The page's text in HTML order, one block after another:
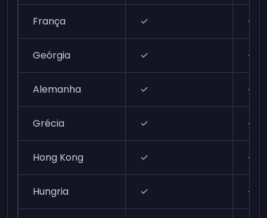
França ✓ ✓
Geórgia ✓ ✓
Alemanha ✓ ✓
Grécia ✓ ✓
Hong Kong ✓ ✓
Hungria ✓ ✓